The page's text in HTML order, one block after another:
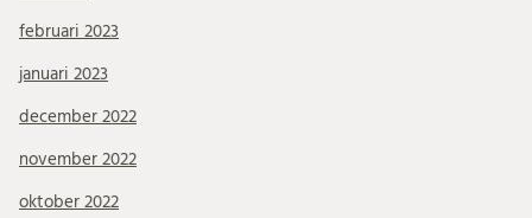
februari 2023
januari 2023
december 2022
november 2022
oktober 2022